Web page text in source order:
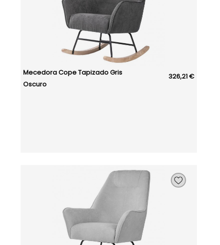
Mecedora Cope Tapizado Gris
Oscuro
326,21 €